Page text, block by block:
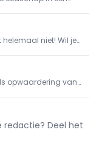
niet! Wil je
opwaardering van
redactie? Deel het